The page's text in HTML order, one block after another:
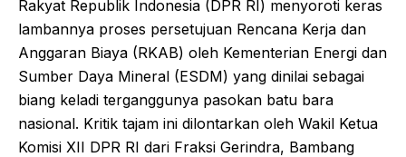
Rakyat Republik Indonesia (DPR RI) menyoroti keras
lambannya proses persetujuan Rencana Kerja dan
Anggaran Biaya (RKAB) oleh Kementerian Energi dan
Sumber Daya Mineral (ESDM) yang dinilai sebagai
biang keladi terganggunya pasokan batu bara
nasional. Kritik tajam ini dilontarkan oleh Wakil Ketua
Komisi XII DPR RI dari Fraksi Gerindra, Bambang